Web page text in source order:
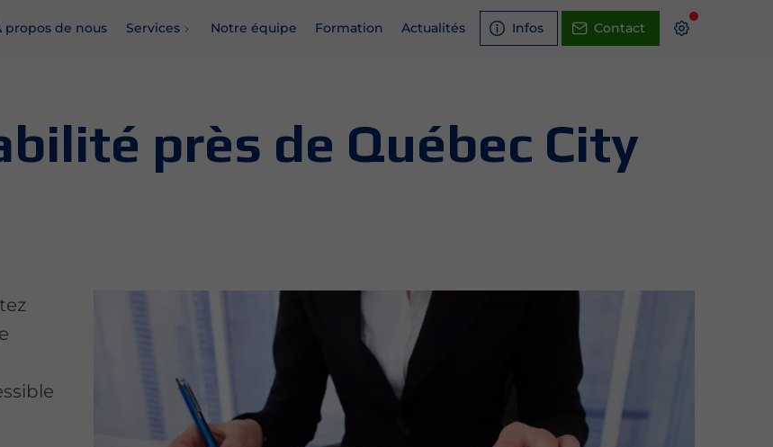
propos de nous Services Notre équipe Formation Actualités Infos Contact
près de Québec City